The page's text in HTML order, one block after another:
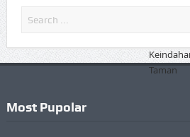
Most Pupolar